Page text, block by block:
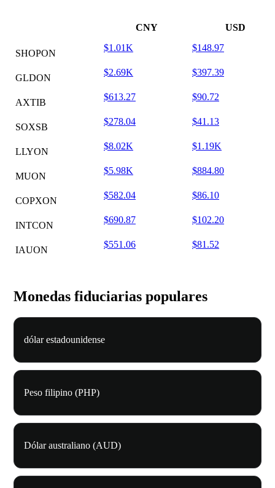
CNY USD
SHOPON
$1.01K $148.97
GLDON
$2.69K $397.39
AXTIB
$613.27 $90.72
SOXSB
$278.04 $41.13
LLYON
$8.02K $1.19K
MUON
$5.98K $884.80
COPXON
$582.04 $86.10
INTCON
$690.87 $102.20
IAUON
$551.06 $81.52
Monedas fiduciarias populares
dólar estadounidense
Peso filipino (PHP)
Dólar australiano (AUD)